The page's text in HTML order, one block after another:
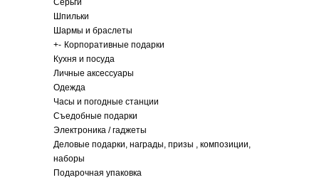
Шпильки
Шармы и браслеты
+- Корпоративные подарки
Кухня и посуда
Личные аксессуары
Одежда
Часы и погодные станции
Съедобные подарки
Электроника / гаджеты
Деловые подарки, награды, призы , композиции,
наборы
Подарочная упаковка